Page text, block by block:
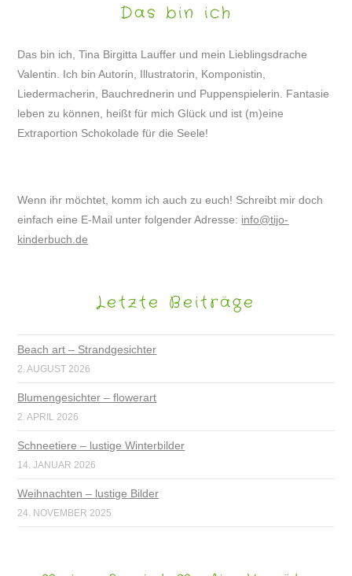
Das bin ich
Das bin ich, Tina Birgitta Lauffer und mein Lieblingsdrache
Valentin. Ich bin Autorin, Illustratorin, Komponistin,
Liedermacherin, Bauchrednerin und Puppenspielerin. Fantasie
leben zu können, heißt für mich Glück und ist (m)eine
Extraportion Schokolade für die Seele!
Wenn ihr möchtet, komm ich auch zu euch! Schreibt mir doch
einfach eine E-Mail unter folgender Adresse: info@tijo-
kinderbuch.de
Letzte Beiträge
Beach art – Strandgesichter
2. AUGUST 2026
Blumengesichter – flowerart
2. APRIL 2026
Schneetiere – lustige Winterbilder
14. JANUAR 2026
Weihnachten – lustige Bilder
24. NOVEMBER 2025